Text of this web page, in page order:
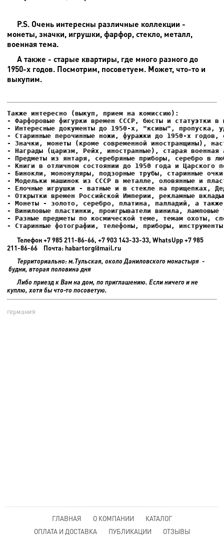
P.S. Очень интересны различные коллекции -
монеты, значки, игрушки, фарфор, стекло, металл,
военная тема.
А также - старые квартиры, где много разного до
1950-х годов. Посмотрим, посоветуем. Может, что-то и
выкупим.
- Фарфоровые фигурки времен СССР, бюсты и статуэтки в
- Интересные документы до 1950-х, "ксивы", пропуска,
- Елочные игрушки - ватные и в стекле на прищепках,
- Старинные фотографии, телефоны, приборы,
Телефон +7 985 211-86-66, +7 903 143-33-33, WhatsUpp +7 985
211-86-66 Почта: habartorg@mail.ru
Территориально: м.Тульская, около Даниловского монастыря -
будни, вторая половина дня
Либо приезд к Вам на дом, по приглашению. Если ничего и не
куплю, хотя бы что-то посоветую.
германия
ГЛАВНАЯ О КОМПАНИИ
КАТАЛОГ
ОПЛАТА И ДОСТАВКА
ПУБЛИКАЦИИ
ОТЗЫВЫ